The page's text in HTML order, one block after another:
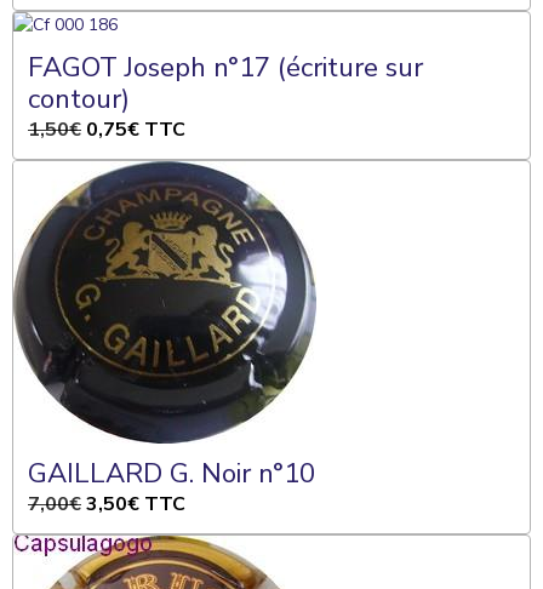
FAGOT Joseph n°17 (écriture sur
contour)
1,50€ 0,75€ TTC
GAILLARD G. Noir n°10
7,00€3,50€ TTC